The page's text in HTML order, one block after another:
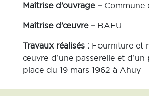
Maîtrise d’ouvrage – Commune
Maîtrise d’œuvre – BAFU
Travaux réalisés : Fourniture et
œuvre d’une passerelle et d’un
place du 19 mars 1962 à Ahuy